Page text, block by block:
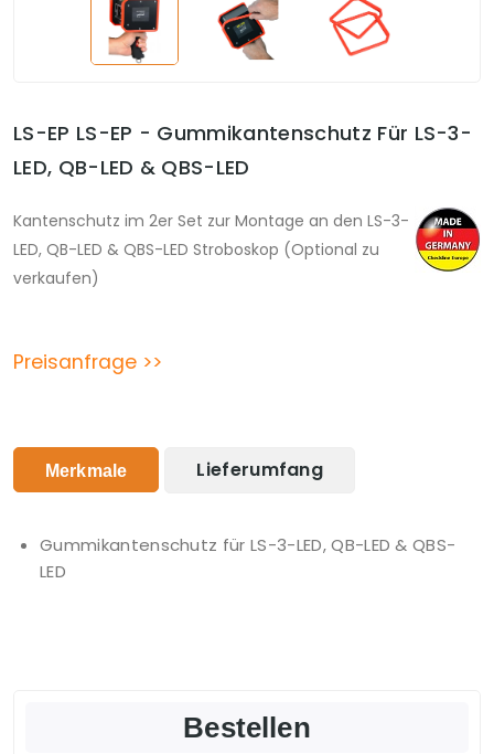
LS-EP LS-EP - Gummikantenschutz Für LS-3-
LED, QB-LED & QBS-LED
Kantenschutz im 2er Set zur Montage an den LS-3-
LED, QB-LED & QBS-LED Stroboskop (Optional zu
verkaufen)
Preisanfrage >>
Merkmale Lieferumfang
Gummikantenschutz für LS-3-LED, QB-LED & QBS-
LED
Bestellen